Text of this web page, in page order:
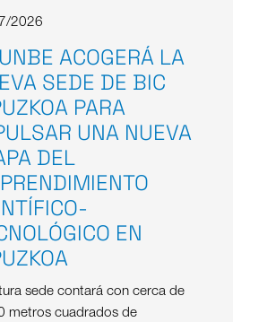
2026
ACOGERÁ LA
SEDE DE BIC
PARA
UNA NUEVA
DEL
EN
sede contará con cerca de
metros cuadrados de